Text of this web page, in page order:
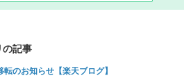
の記事
転のお知らせ【楽天ブログ】